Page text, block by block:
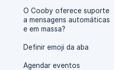
O Cooby oferece suporte
a mensagens automáticas
e em massa?
Definir emoji da aba
Agendar eventos